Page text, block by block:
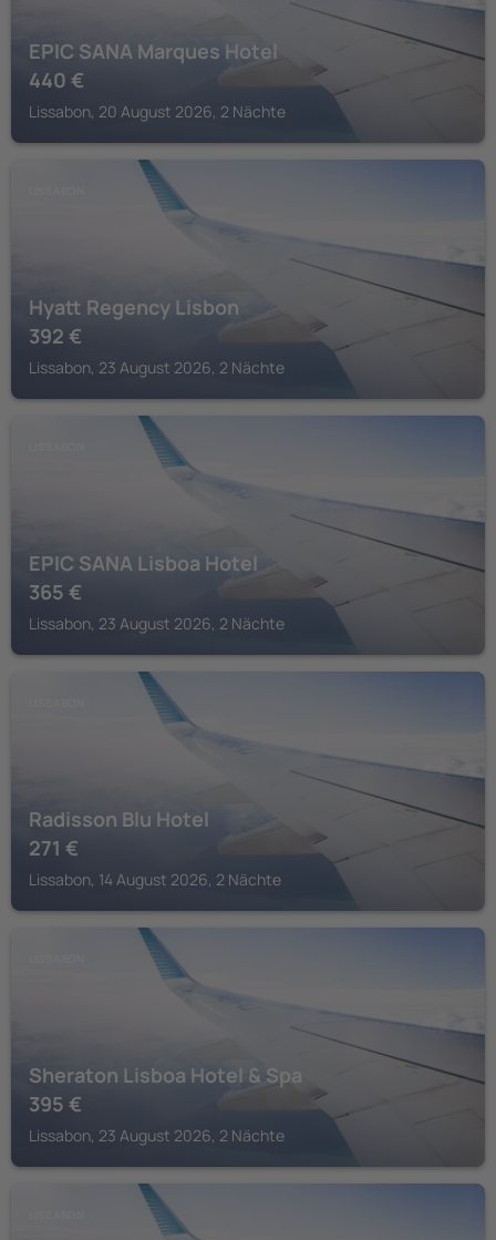
EPIC SANA Marques Hotel
440 €
Lissabon, 20 August 2026, 2 Nächte
Hyatt Regency Lisbon
392 €
Lissabon, 23 August 2026, 2 Nächte
EPIC SANA Lisboa Hotel
365 €
Lissabon, 23 August 2026, 2 Nächte
Radisson Blu Hotel
271 €
Lissabon, 14 August 2026, 2 Nächte
Sheraton Lisboa Hotel & Spa
395 €
Lissabon, 23 August 2026, 2 Nächte